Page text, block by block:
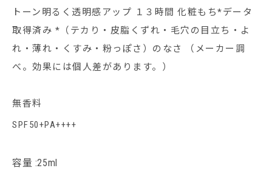
トーン明るく透明感アップ １３時間 化粧もち*データ
取得済み *（テカり・皮脂くずれ・毛穴の目立ち・よ
れ・薄れ・くすみ・粉っぽさ）のなさ （メーカー調
べ。効果には個人差があります。）
無香料
SPF50+PA++++
容量 :25ml